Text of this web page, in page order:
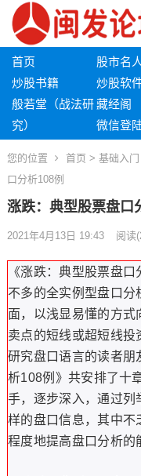
首页 股市名
炒股书籍
炒股软
般若堂（战法研
究）
藏经阁
微信登
您的位置 首页 > 基础入门
口分析108例
涨跌：典型股票盘口
2021年4月13日 19:43 阅读
《涨跌：典型股票盘
不多的全实例型盘口
面，以浅显易懂的方式
卖点的短线或超短线投
研究盘口语言的读者朋
析108例》共安排了十
手，逐步深入，通过列
样的盘口信息，其中不
程度地提高盘口分析的